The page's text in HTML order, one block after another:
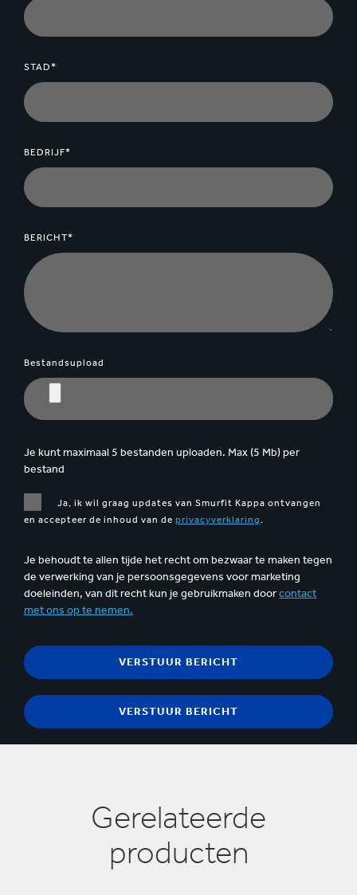
STAD*
BEDRIJF*
BERICHT*
Bestandsupload
Je kunt maximaal 5 bestanden uploaden. Max (5 Mb) per
bestand
Ja, ik wil graag updates van Smurfit Kappa ontvangen
en accepteer de inhoud van de privacyverklaring.
Je behoudt te allen tijde het recht om bezwaar te maken tegen
de verwerking van je persoonsgegevens voor marketing
doeleinden, van dit recht kun je gebruikmaken doorcontact
met ons op te nemen.
Gerelateerde
producten